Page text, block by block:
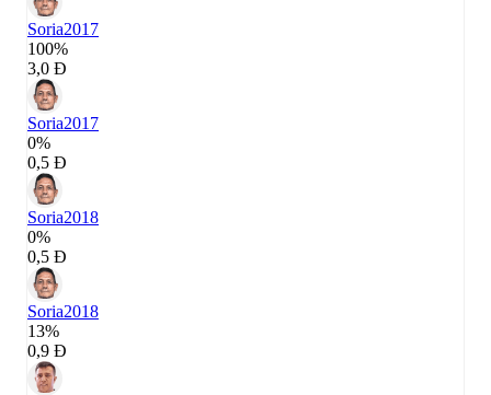
Soria2017
100%
3,0 Đ
Soria2017
0%
0,5 Đ
Soria2018
0%
0,5 Đ
Soria2018
13%
0,9 Đ